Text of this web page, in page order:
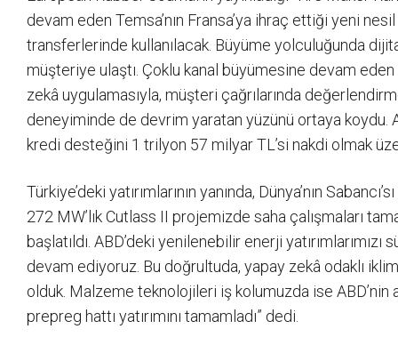
devam eden Temsa’nın Fransa’ya ihraç ettiği yeni
transferlerinde kullanılacak. Büyüme yolculuğunda
müşteriye ulaştı. Çoklu kanal büyümesine devam
zekâ uygulamasıyla, müşteri çağrılarında
deneyiminde de devrim yaratan yüzünü ortaya koydu.
kredi desteğini 1 trilyon 57 milyar TL’si nakdi olmak
Türkiye’deki yatırımlarının yanında, Dünya’nın
272 MW’lık Cutlass II projemizde saha çalışmaları
başlatıldı. ABD’deki yenilenebilir enerji
devam ediyoruz. Bu doğrultuda, yapay zekâ odaklı
olduk. Malzeme teknolojileri iş kolumuzda ise ABD’nin
prepreg hattı yatırımını tamamladı” dedi.